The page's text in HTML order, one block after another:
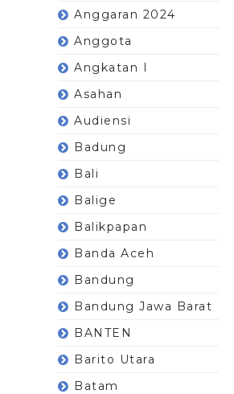
Anggaran 2024
Anggota
Angkatan I
Asahan
Audiensi
Badung
Bali
Balige
Balikpapan
Banda Aceh
Bandung
Bandung Jawa Barat
BANTEN
Barito Utara
Batam